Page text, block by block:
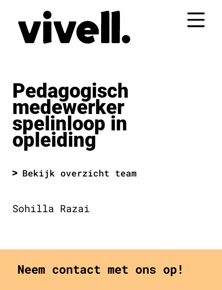
inhoud
springen
Pedagogisch
medewerker
spelinloop in
opleiding
Bekijk overzicht team
Sohilla Razai
Neem contact met ons op!